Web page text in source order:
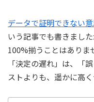
データで証明できない
いう記事でも書きまし
100%揃うことはありま
「決定の遅れ」は、「
ストよりも、遥かに高